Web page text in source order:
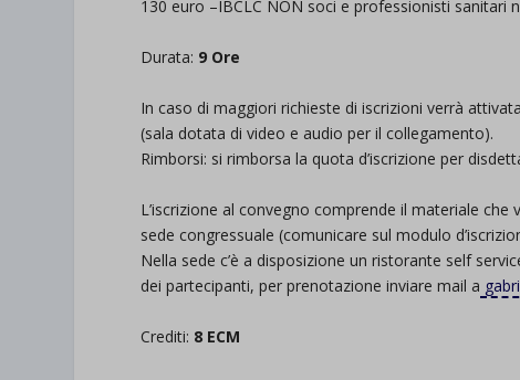
1 30 euro –IBCLC NON soci e professionisti sanitari
Durata: 9 Ore
In caso di maggiori richieste di iscrizioni verrà
(sala dotata di video e audio per il collegamento).
Rimborsi: si rimborsa la quota d’iscrizione per
L’iscrizione al convegno comprende il materiale che
sede congressuale (comunicare sul modulo
Nella sede c’è a disposizione un ristorante self s
dei partecipanti, per prenotazione inviare mail a
Crediti: 8 ECM
wpc*